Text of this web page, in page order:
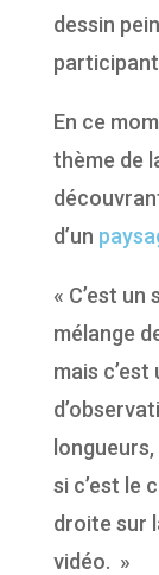
dessin
En ce
thème de
d’un
« C’est
mélange
mais
longueurs,
si c’est le
droite sur
vidéo. »